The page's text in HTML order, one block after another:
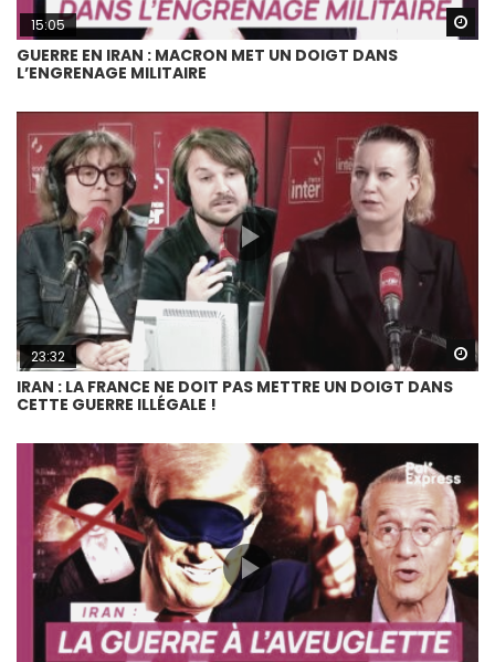
15:05
GUERRE EN IRAN : MACRON MET UN DOIGT DANS
L’ENGRENAGE MILITAIRE
23:32
IRAN : LA FRANCE NE DOIT PAS METTRE UN DOIGT DANS
CETTE GUERRE ILLÉGALE !